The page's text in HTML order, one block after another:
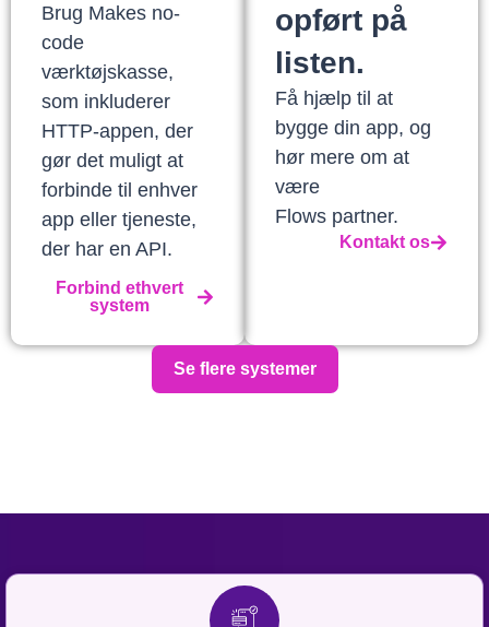
Brug Makes no-
code
værktøjskasse,
som inkluderer
HTTP-appen, der
gør det muligt at
forbinde til enhver
app eller tjeneste,
der har en API.
Forbind ethvert
system
opført på
listen.
Få hjælp til at
bygge din app, og
hør mere om at
være
Flows partner.
Kontakt os
Se flere systemer